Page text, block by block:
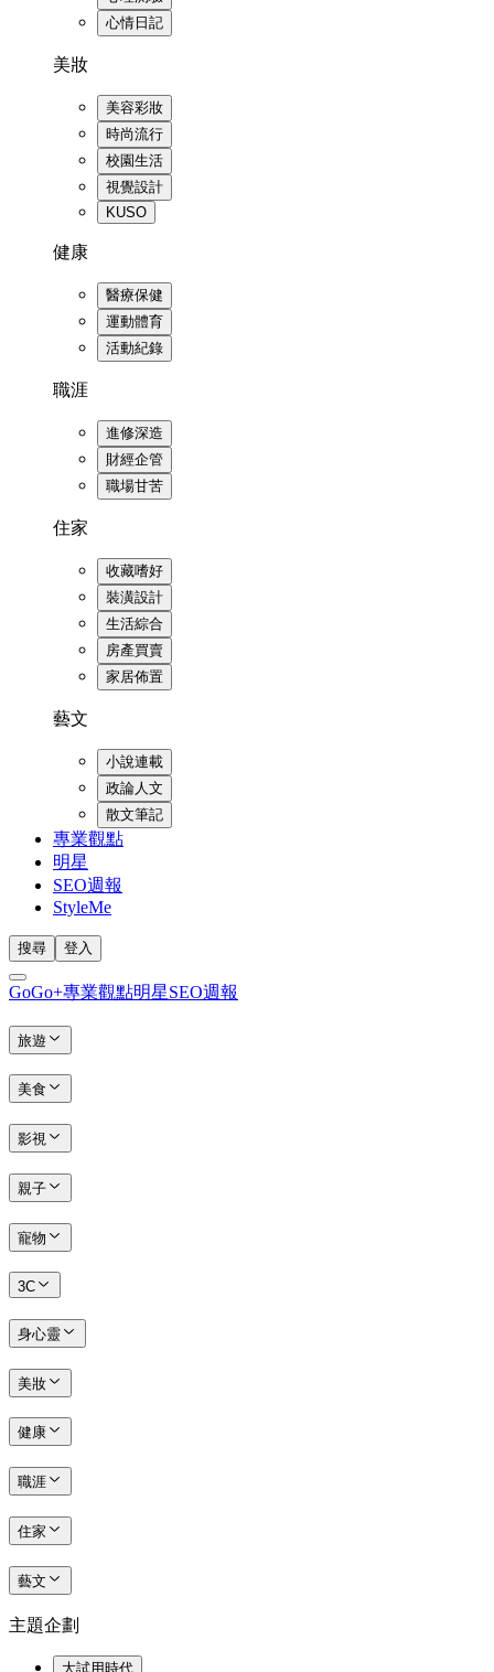
心情日記
美妝
美容彩妝
時尚流行
校園生活
視覺設計
KUSO
健康
醫療保健
運動體育
活動紀錄
職涯
進修深造
財經企管
職場甘苦
住家
收藏嗜好
裝潢設計
生活綜合
房產買賣
家居佈置
藝文
小說連載
政論人文
散文筆記
專業觀點
明星
SEO週報
StyleMe
搜尋 登入
GoGo+專業觀點明星SEO週報
旅遊
美食
影視
親子
寵物
3C
身心靈
美妝
健康
職涯
住家
藝文
主題企劃
大試用時代